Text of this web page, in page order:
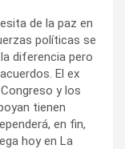
de la paz en
políticas se
diferencia pero
El ex
y los
tienen
en fin,
hoy en La